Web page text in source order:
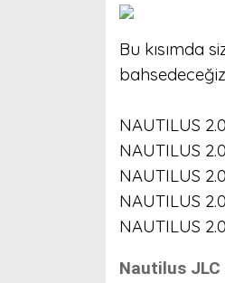
Bu kısımda
NAUTILUS
NAUTILUS
NAUTILUS
NAUTILUS
NAUTILUS
Nautilus JLC